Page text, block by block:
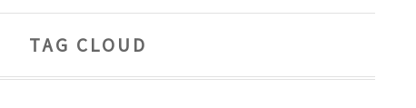
TAG CLOUD